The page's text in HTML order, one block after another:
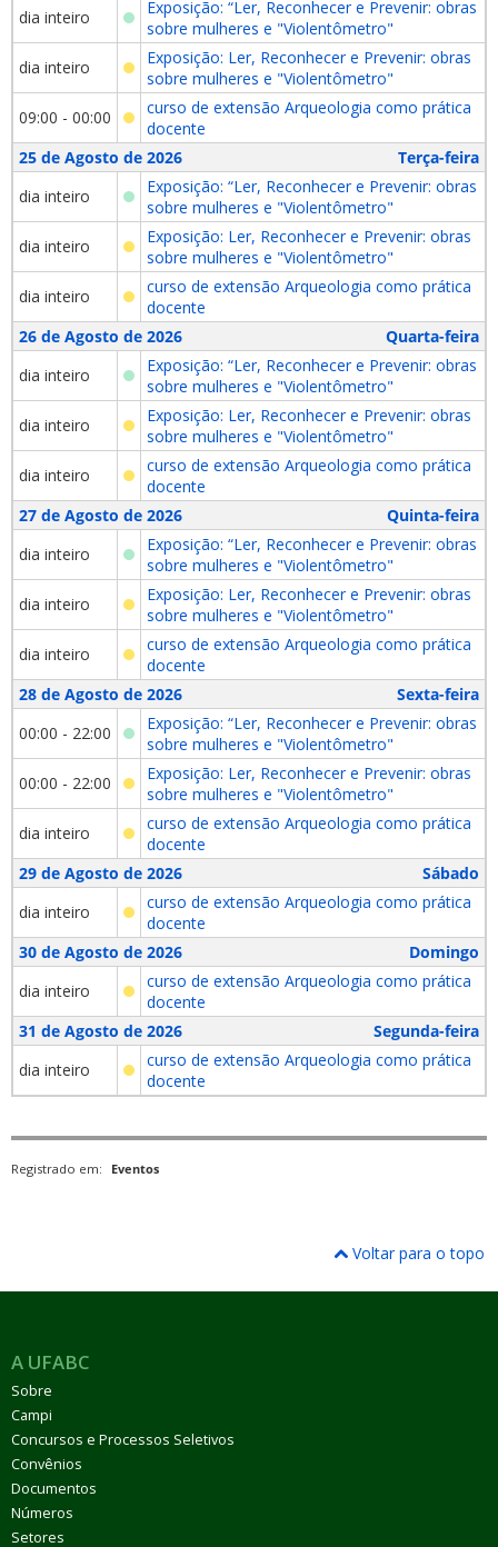
dia inteiro
Exposição: “Ler, Reconhecer e Prevenir: obras
sobre mulheres e "Violentômetro"
dia inteiro
Exposição: Ler, Reconhecer e Prevenir: obras
sobre mulheres e "Violentômetro"
09:00 - 00:00
curso de extensão Arqueologia como prática
docente
25 de Agosto de 2026
Terça-feira
dia inteiro
Exposição: “Ler, Reconhecer e Prevenir: obras
sobre mulheres e "Violentômetro"
dia inteiro
Exposição: Ler, Reconhecer e Prevenir: obras
sobre mulheres e "Violentômetro"
dia inteiro
curso de extensão Arqueologia como prática
docente
26 de Agosto de 2026
Quarta-feira
dia inteiro
Exposição: “Ler, Reconhecer e Prevenir: obras
sobre mulheres e "Violentômetro"
dia inteiro
Exposição: Ler, Reconhecer e Prevenir: obras
sobre mulheres e "Violentômetro"
dia inteiro
curso de extensão Arqueologia como prática
docente
27 de Agosto de 2026
Quinta-feira
dia inteiro
Exposição: “Ler, Reconhecer e Prevenir: obras
sobre mulheres e "Violentômetro"
dia inteiro
Exposição: Ler, Reconhecer e Prevenir: obras
sobre mulheres e "Violentômetro"
dia inteiro
curso de extensão Arqueologia como prática
docente
28 de Agosto de 2026
Sexta-feira
00:00 - 22:00
Exposição: “Ler, Reconhecer e Prevenir: obras
sobre mulheres e "Violentômetro"
00:00 - 22:00
Exposição: Ler, Reconhecer e Prevenir: obras
sobre mulheres e "Violentômetro"
dia inteiro
curso de extensão Arqueologia como prática
docente
29 de Agosto de 2026
Sábado
dia inteiro
curso de extensão Arqueologia como prática
docente
30 de Agosto de 2026
Domingo
dia inteiro
curso de extensão Arqueologia como prática
docente
31 de Agosto de 2026
Segunda-feira
dia inteiro
curso de extensão Arqueologia como prática
docente
Registrado em: Eventos
Voltar para o topo
A UFABC
Sobre
Campi
Concursos e Processos Seletivos
Convênios
Documentos
Números
Setores